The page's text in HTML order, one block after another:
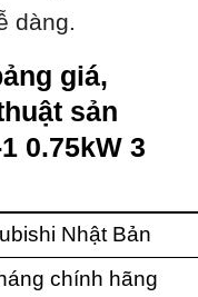
dàng.
giá,
sản
0.75kW 3
Nhật Bản
chính hãng